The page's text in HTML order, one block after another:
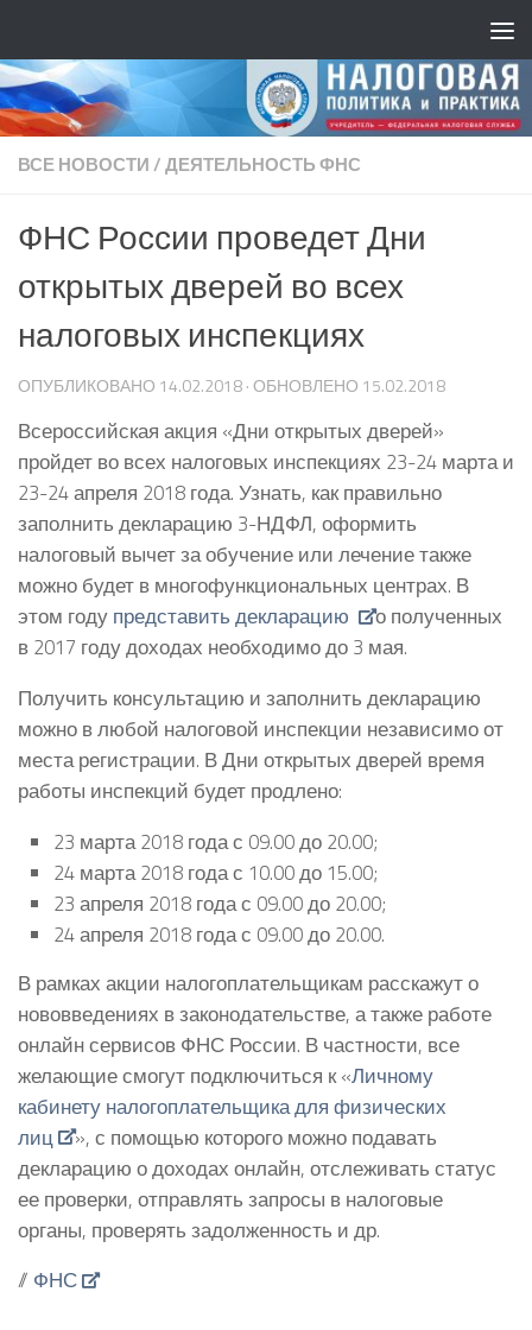
ВСЕ НОВОСТИ/ДЕЯТЕЛЬНОСТЬ ФНС
ФНС России проведет Дни
открытых дверей во всех
налоговых инспекциях
ОПУБЛИКОВАНО 14.02.2018· ОБНОВЛЕНО 15.02.2018
Всероссийская акция «Дни открытых дверей»
пройдет во всех налоговых инспекциях 23-24 марта и
23-24 апреля 2018 года. Узнать, как правильно
заполнить декларацию 3-НДФЛ, оформить
налоговый вычет за обучение или лечение также
можно будет в многофункциональных центрах. В
этом году представить декларацию
о полученных
в 2017 году доходах необходимо до 3 мая.
Получить консультацию и заполнить декларацию
можно в любой налоговой инспекции независимо от
места регистрации. В Дни открытых дверей время
работы инспекций будет продлено:
23 марта 2018 года с 09.00 до 20.00;
24 марта 2018 года с 10.00 до 15.00;
23 апреля 2018 года с 09.00 до 20.00;
24 апреля 2018 года с 09.00 до 20.00.
В рамках акции налогоплательщикам расскажут о
нововведениях в законодательстве, а также работе
онлайн сервисов ФНС России. В частности, все
желающие смогут подключиться к «Личному
кабинету налогоплательщика для физических
лиц
», с помощью которого можно подавать
декларацию о доходах онлайн, отслеживать статус
ее проверки, отправлять запросы в налоговые
органы, проверять задолженность и др.
// ФНС